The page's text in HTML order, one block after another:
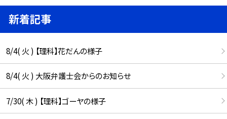
新着記事
8/4( 火 ) 【理科】花だんの様子
8/4( 火 ) 大阪弁護士会からのお知らせ
7/30( 木 ) 【理科】ゴーヤの様子